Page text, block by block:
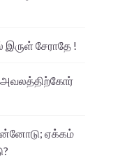
இருள் சேராதே !
அவலத்திற்கோர்
ஏக்கம்